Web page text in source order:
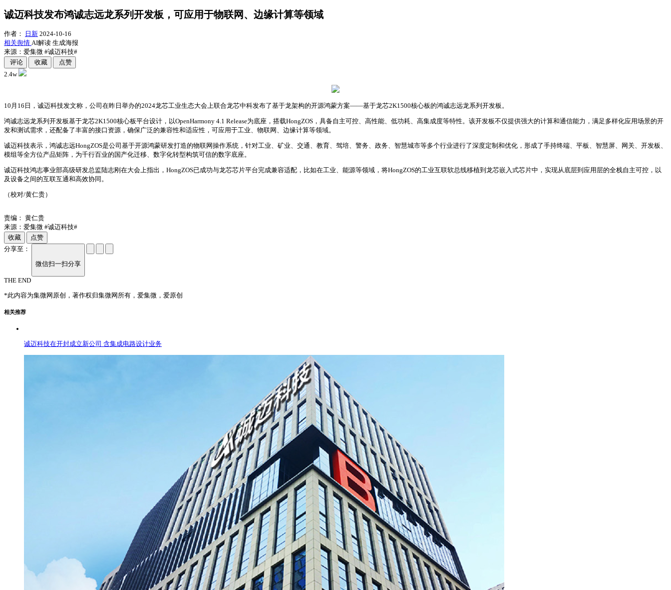
诚迈科技发布鸿诚志远龙系列开发板，可应用于物联网、边缘计算等领域
作者： 日新 2024-10-16
相关舆情 AI解读 生成海报
来源：爱集微 #诚迈科技#
评论
收藏
点赞
2.4w
10月16日，诚迈科技发文称，公司在昨日举办的2024龙芯工业生态大会上联合龙芯中科发布了基于龙架构的开源鸿蒙方案——基于龙芯2K1500核心板的鸿诚志远龙系列开发板。
鸿诚志远龙系列开发板基于龙芯2K1500核心板平台设计，以OpenHarmony 4.1 Release为底座，搭载HongZOS，具备自主可控、高性能、低功耗、高集成度等特性。该开发板不仅提供强大的计算和通信能力，满足多样化应用场景的开
发和测试需求，还配备了丰富的接口资源，确保广泛的兼容性和适应性，可应用于工业、物联网、边缘计算等领域。
诚迈科技表示，鸿诚志远HongZOS是公司基于开源鸿蒙研发打造的物联网操作系统，针对工业、矿业、交通、教育、驾培、警务、政务、智慧城市等多个行业进行了深度定制和优化，形成了手持终端、平板、智慧屏、网关、开发板、
模组等全方位产品矩阵，为千行百业的国产化迁移、数字化转型构筑可信的数字底座。
诚迈科技鸿志事业部高级研发总监陆志刚在大会上指出，HongZOS已成功与龙芯芯片平台完成兼容适配，比如在工业、能源等领域，将HongZOS的工业互联软总线移植到龙芯嵌入式芯片中，实现从底层到应用层的全栈自主可控，以
及设备之间的互联互通和高效协同。
（校对/黄仁贵）
责编： 黄仁贵
来源：爱集微 #诚迈科技#
收藏
点赞
分享至：
微信扫一扫分享
THE END
*此内容为集微网原创，著作权归集微网所有，爱集微，爱原创
相关推荐
诚迈科技在开封成立新公司 含集成电路设计业务